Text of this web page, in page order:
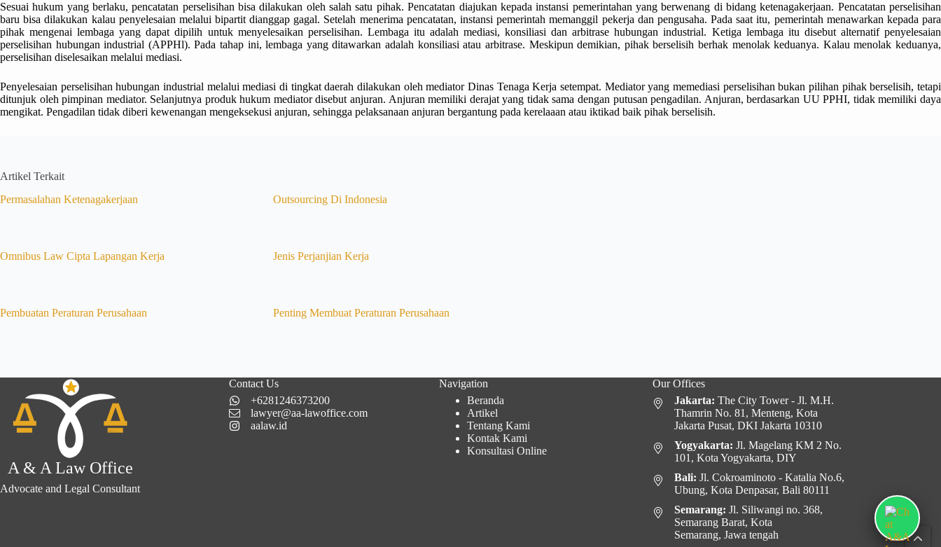
Sesuai hukum yang berlaku, pencatatan perselisihan bisa dilakukan oleh salah satu pihak. Pencatatan diajukan kepada instansi pemerintahan yang berwenang di bidang ketenagakerjaan. Pencatatan perselisihan
baru bisa dilakukan kalau penyelesaian melalui bipartit dianggap gagal. Setelah menerima pencatatan, instansi pemerintah memanggil pekerja dan pengusaha. Pada saat itu, pemerintah menawarkan kepada para
pihak mengenai lembaga yang dapat dipilih untuk menyelesaikan perselisihan. Lembaga itu adalah mediasi, konsiliasi dan arbitrase hubungan industrial. Ketiga lembaga itu disebut alternatif penyelesaian
perselisihan hubungan industrial (APPHl). Pada tahap ini, lembaga yang ditawarkan adalah konsiliasi atau arbitrase. Meskipun demikian, pihak berselisih berhak menolak keduanya. Kalau menolak keduanya,
perselisihan diselesaikan melalui mediasi.
Penyelesaian perselisihan hubungan industrial melalui mediasi di tingkat daerah dilakukan oleh mediator Dinas Tenaga Kerja setempat. Mediator yang memediasi perselisihan bukan pilihan pihak berselisih, tetapi
ditunjuk oleh pimpinan mediator. Selanjutnya produk hukum mediator disebut anjuran. Anjuran memiliki derajat yang tidak sama dengan putusan pengadilan. Anjuran, berdasarkan UU PPHI, tidak memiliki daya
mengikat. Pengadilan tidak diberi kewenangan mengeksekusi anjuran, sehingga pelaksanaan anjuran bergantung pada kerelaaan atau iktikad baik pihak berselisih.
Artikel Terkait
Permasalahan Ketenagakerjaan
Outsourcing Di Indonesia
Omnibus Law Cipta Lapangan Kerja Jenis Perjanjian Kerja
Pembuatan Peraturan Perusahaan Penting Membuat Peraturan Perusahaan
A & A Law Office
Advocate and Legal Consultant
Contact Us
+6281246373200
lawyer@aa-lawoffice.com
aalaw.id
Navigation
Beranda
Artikel
Tentang Kami
Kontak Kami
Konsultasi Online
Our Offices
Jakarta: The City Tower - Jl. M.H.
Thamrin No. 81, Menteng, Kota
Jakarta Pusat, DKI Jakarta 10310
Yogyakarta: Jl. Magelang KM 2 No.
101, Kota Yogyakarta, DIY
Bali: Jl. Cokroaminoto - Katalia No.6,
Ubung, Kota Denpasar, Bali 80111
Semarang: Jl. Siliwangi no. 368,
Semarang Barat, Kota
Semarang, Jawa tengah